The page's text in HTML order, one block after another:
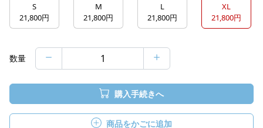
S
21,800円
M
21,800円
L
21,800円
XL
21,800円
数量
購入手続きへ
商品をかごに追加